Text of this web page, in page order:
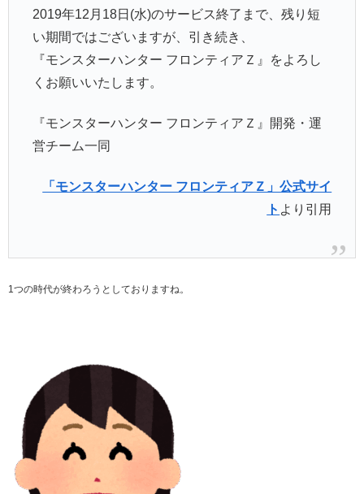
2019年12月18日(水)のサービス終了まで、残り短
い期間ではございますが、引き続き、
『モンスターハンター フロンティアＺ』をよろし
くお願いいたします。
『モンスターハンター フロンティアＺ』開発・運
営チーム一同
「モンスターハンター フロンティアＺ」公式サイ
ト より引用
1つの時代が終わろうとしておりますね。